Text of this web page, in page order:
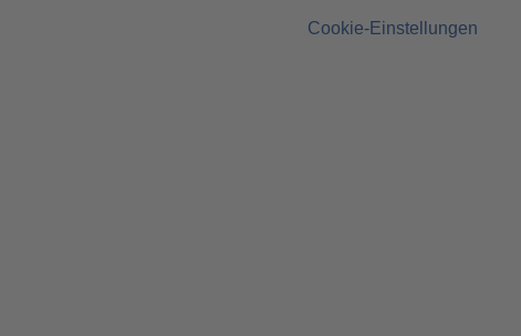
Cookie-Einstellungen